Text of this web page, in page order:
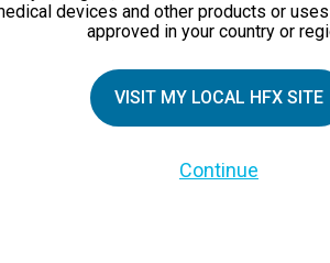
Daten aufgrund einer rechtlichen
Vertrags erheben und Sie diese
wir möglicherweise nicht in der Lage,
mit Ihnen beenden.
devices and other products or
approved in your country or
VISIT MY LOCAL HFX SITE
Continue